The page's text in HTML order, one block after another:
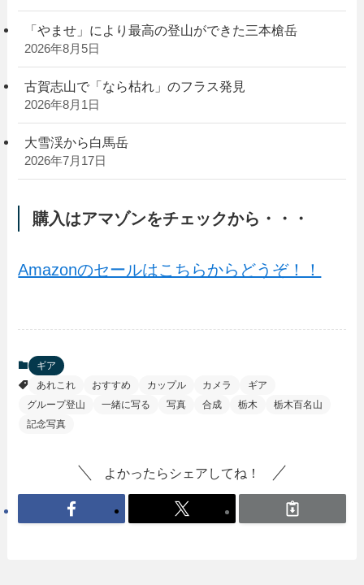
「やませ」により最高の登山ができた三本槍岳
2026年8月5日
古賀志山で「なら枯れ」のフラス発見
2026年8月1日
大雪渓から白馬岳
2026年7月17日
購入はアマゾンをチェックから・・・
Amazonのセールはこちらからどうぞ！！
ギア
あれこれ
おすすめ カップル カメラ
ギア
グループ登山
一緒に写る 写真 合成 栃木
栃木百名山
記念写真
よかったらシェアしてね！